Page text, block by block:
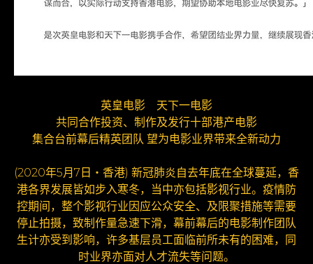
英皇电影 天下一电影
共同合作投资、制作及发行十部港产电影
集合台前幕后精英团队 望为电影业界带来全新动力
(2020年5月7日‧香港) 新冠肺炎自去年底在全球蔓延，香
港各界发展皆如步入寒冬，当中亦包括影视行业。疫情防
控期间，整个影视行业因应公众安全、及限聚措施等需要
停止拍摄，致制作量急速下滑，幕前幕后的电影制作团队
生计亦受到影响，许多基层员工面临前所未有的困难，同
时业界亦面对人才流失等问题。